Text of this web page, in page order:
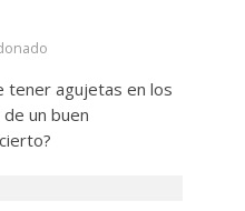
tener agujetas en los
un buen